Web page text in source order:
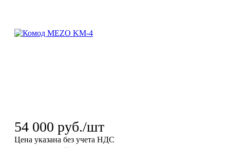
54 000 руб./шт
Цена указана без учета НДС